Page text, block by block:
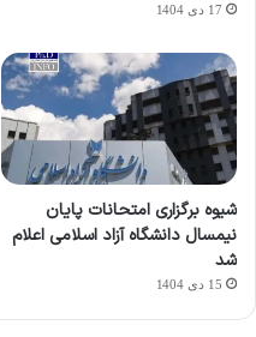
17 دی 1404
شیوه برگزاری امتحانات پایان
نیمسال دانشگاه آزاد اسلامی اعلام
شد
15 دی 1404